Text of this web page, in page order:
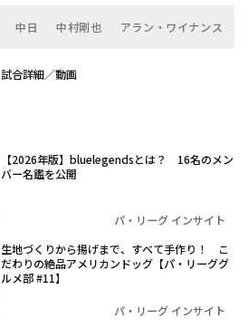
中日 中村剛也 アラン・ワイナンス
試合詳細／動画
【2026年版】bluelegendsとは？ 16名のメン
バー名鑑を公開
パ・リーグ インサイト
生地づくりから揚げまで、すべて手作り！ こ
だわりの絶品アメリカンドッグ【パ・リーググ
ルメ部 #11】
パ・リーグ インサイト